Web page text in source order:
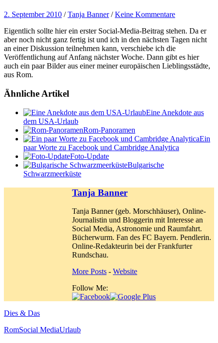
2. September 2010 /Tanja Banner /Keine Kommentare
Eigentlich sollte hier ein erster Social-Media-Beitrag stehen. Da er
aber noch nicht ganz fertig ist und ich in den nächsten Tagen nicht
an einer Diskussion teilnehmen kann, verschiebe ich die
Veröffentlichung auf Anfang nächster Woche. Dann gibt es hier
auch ein paar Bilder aus einer meiner europäischen Lieblingsstädte,
aus Rom.
Ähnliche Artikel
Eine Anekdote aus
dem USA-Urlaub
Rom-Panoramen
Ein
paar Worte zu Facebook und Cambridge Analytica
Foto-Update
Bulgarische
Schwarzmeerküste
Tanja Banner
Tanja Banner (geb. Morschhäuser), Online-
Journalistin und Bloggerin mit Interesse an
Social Media, Astronomie und Raumfahrt.
Bücherwurm. Fan des FC Bayern. Pendlerin.
Online-Redakteurin bei der Frankfurter
Rundschau.
More Posts - Website
Follow Me:
Dies & Das
RomSocial MediaUrlaub